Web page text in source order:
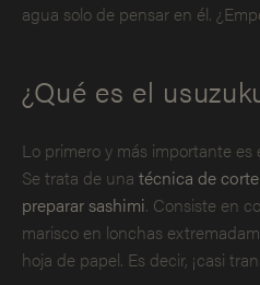
agua solo de pensar en él.
¿Qué es el
Lo primero y más importante
Se trata de una técnica de
preparar sashimi. Consiste en
marisco en lonchas
hoja de papel. Es decir, ¡casi